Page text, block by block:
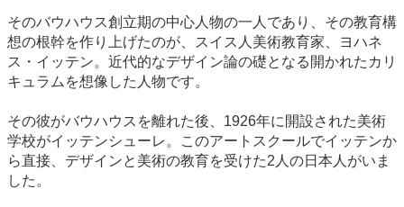
そのバウハウス創立期の中心人物の一人であり、その教育構
想の根幹を作り上げたのが、スイス人美術教育家、ヨハネ
ス・イッテン。近代的なデザイン論の礎となる開かれたカリ
キュラムを想像した人物です。
その彼がバウハウスを離れた後、1926年に開設された美術
学校がイッテンシューレ。このアートスクールでイッテンか
ら直接、デザインと美術の教育を受けた2人の日本人がいま
した。